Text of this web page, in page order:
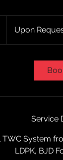
に
Upon
Service
System
LDPK, BJD